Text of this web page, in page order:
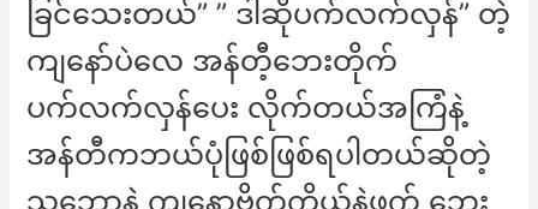
ခြင်သေးတယ်” ” ဒါဆိုပက်လက်လှန်” တဲ့
ကျနော်ပဲလေ အန်တီ့ဘေးတိုက်
ပက်လက်လှန်ပေး လိုက်တယ်အကြံနဲ့
အန်တီကဘယ်ပုံဖြစ်ဖြစ်ရပါတယ်ဆိုတဲ့
သဘောနဲ့ ကျနော့ဗိုက်ကိုယ်နဲ့ဖက် ဘေး